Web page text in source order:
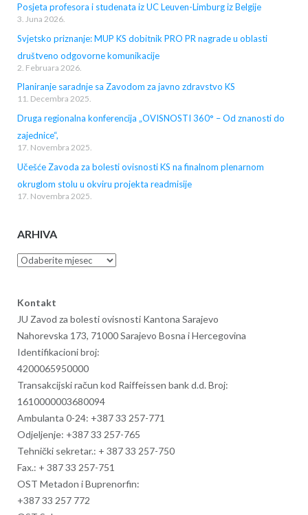
Posjeta profesora i studenata iz UC Leuven-Limburg iz Belgije
3. Juna 2026.
Svjetsko priznanje: MUP KS dobitnik PRO PR nagrade u oblasti
društveno odgovorne komunikacije
2. Februara 2026.
Planiranje saradnje sa Zavodom za javno zdravstvo KS
11. Decembra 2025.
Druga regionalna konferencija „OVISNOSTI 360° – Od znanosti do
zajednice“,
17. Novembra 2025.
Učešće Zavoda za bolesti ovisnosti KS na finalnom plenarnom
okruglom stolu u okviru projekta readmisije
17. Novembra 2025.
ARHIVA
Arhiva
Kontakt
JU Zavod za bolesti ovisnosti Kantona Sarajevo
Nahorevska 173, 71000 Sarajevo Bosna i Hercegovina
Identifikacioni broj:
4200065950000
Transakcijski račun kod Raiffeissen bank d.d. Broj:
1610000003680094
Ambulanta 0-24: +387 33 257-771
Odjeljenje: +387 33 257-765
Tehnički sekretar.: + 387 33 257-750
Fax.: + 387 33 257-751
OST Metadon i Buprenorfin:
+387 33 257 772